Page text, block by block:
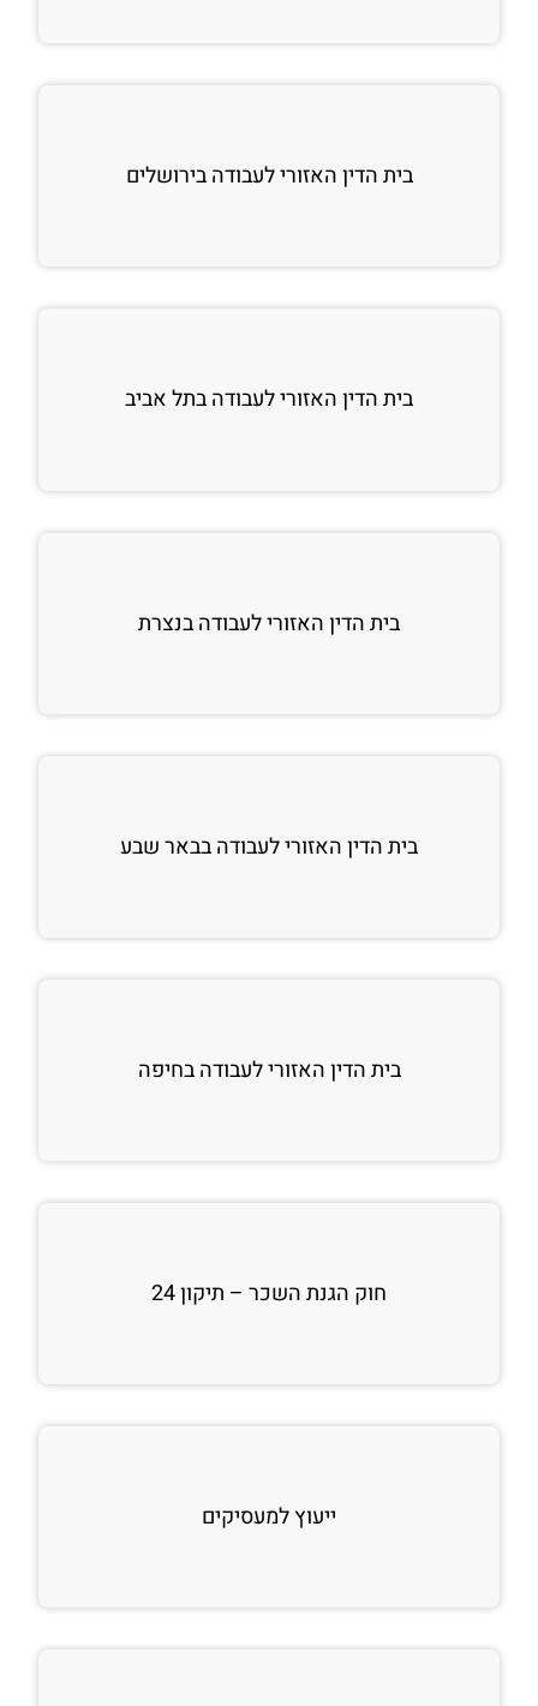
בית הדין האזורי לעבודה בירושלים
בית הדין האזורי לעבודה בתל אביב
בית הדין האזורי לעבודה בנצרת
בית הדין האזורי לעבודה בבאר שבע
בית הדין האזורי לעבודה בחיפה
חוק הגנת השכר – תיקון 24
ייעוץ למעסיקים